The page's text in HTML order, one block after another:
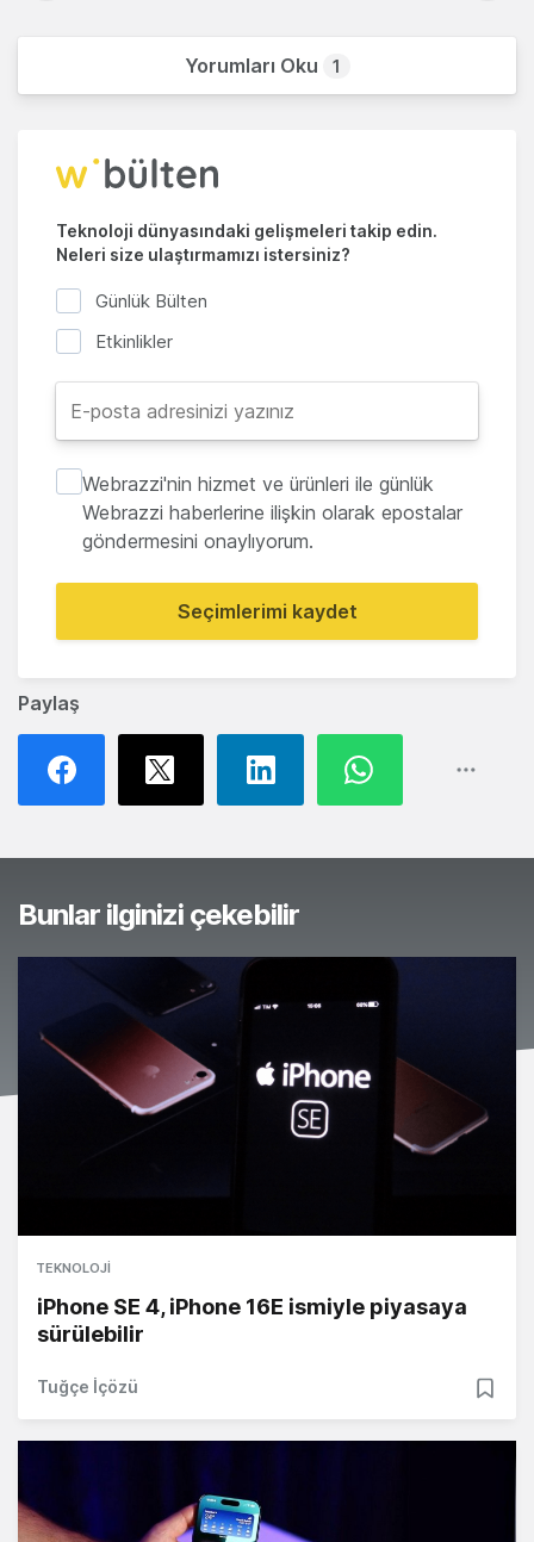
Paylaş
Yorumları Oku 1
Teknoloji dünyasındaki gelişmeleri takip edin.
Neleri size ulaştırmamızı istersiniz?
Günlük Bülten
Etkinlikler
Webrazzi'nin hizmet ve ürünleri ile günlük
Webrazzi haberlerine ilişkin olarak epostalar
göndermesini onaylıyorum.
Seçimlerimi kaydet
Bunlar ilginizi çekebilir
TEKNOLOJI
iPhone SE 4, iPhone 16E ismiyle piyasaya
sürülebilir
Tuğçe İçözü